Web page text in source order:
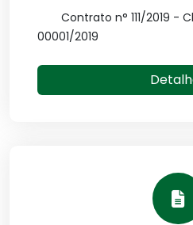
Contrato n° 111/2019 -
00001/2019